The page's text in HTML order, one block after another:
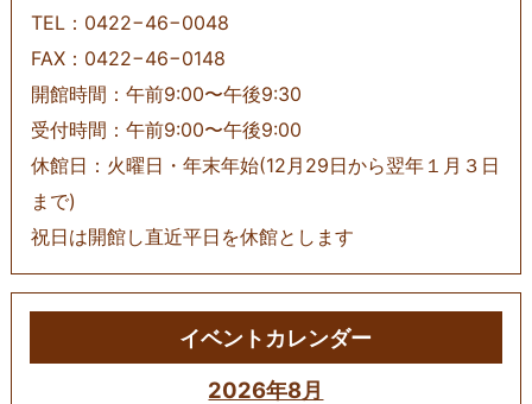
TEL：0422−46−0048
FAX：0422−46−0148
開館時間：午前9:00〜午後9:30
受付時間：午前9:00〜午後9:00
休館日：火曜日・年末年始(12月29日から翌年１月３日
まで)
祝日は開館し直近平日を休館とします
イベントカレンダー
2026年8月